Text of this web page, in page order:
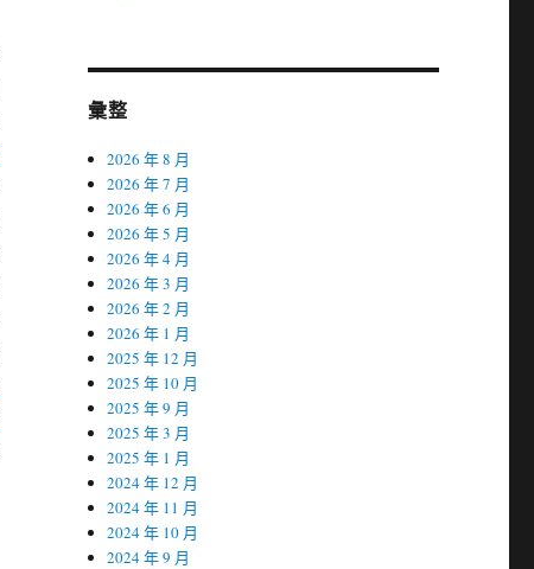
彙整
2026 年 8 月
2026 年 7 月
2026 年 6 月
2026 年 5 月
2026 年 4 月
2026 年 3 月
2026 年 2 月
2026 年 1 月
2025 年 12 月
2025 年 10 月
2025 年 9 月
2025 年 3 月
2025 年 1 月
2024 年 12 月
2024 年 11 月
2024 年 10 月
2024 年 9 月